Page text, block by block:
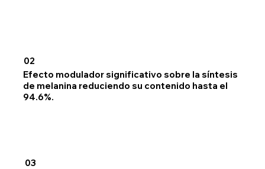
02
Efecto modulador significativo sobre la síntesis
de melanina reduciendo su contenido hasta el
94.6%.
03